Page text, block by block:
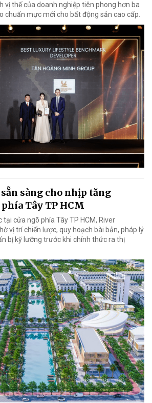
vị thế của doanh nghiệp tiên phong hơn ba
chuẩn mực mới cho bất động sản cao cấp.
sàng cho nhịp tăng
Tây TP HCM
cửa ngõ phía Tây TP HCM, River
vị trí chiến lược, quy hoạch bài bản, pháp lý
bị kỹ lưỡng trước khi chính thức ra thị